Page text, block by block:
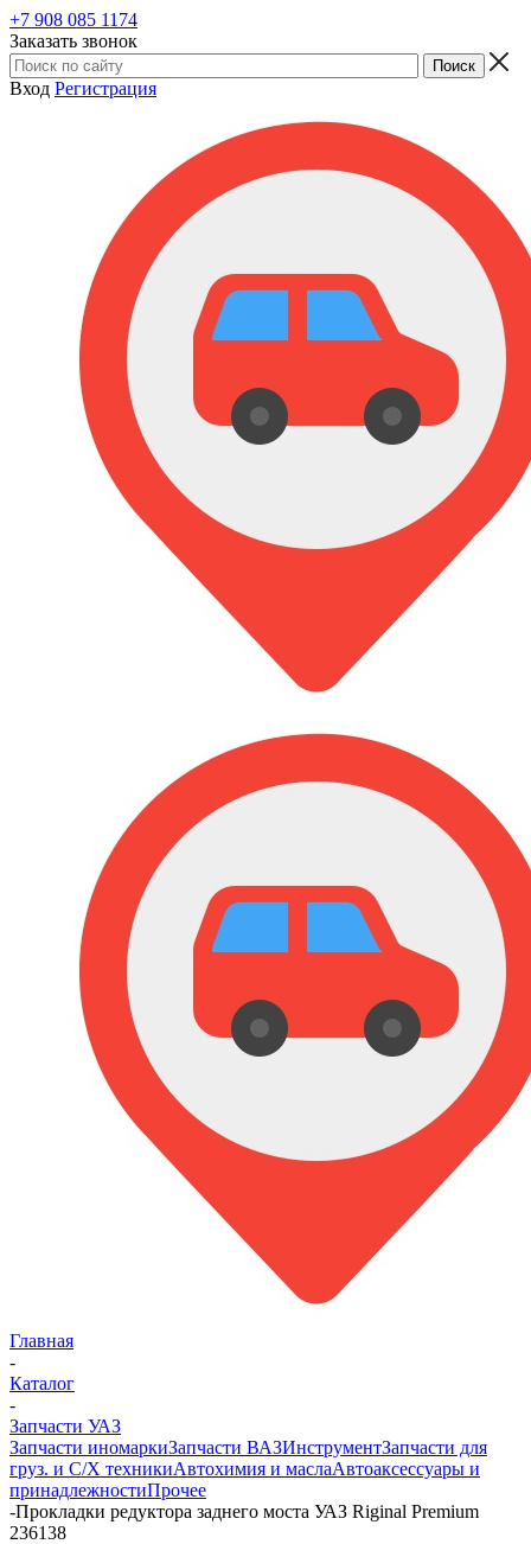
+7 908 085 1174
Заказать звонок
Вход Регистрация
Главная
-
Каталог
-
Запчасти УАЗ
Запчасти иномаркиЗапчасти ВАЗИнструментЗапчасти для
груз. и С/Х техникиАвтохимия и маслаАвтоаксессуары и
принадлежностиПрочее
-Прокладки редуктора заднего моста УАЗ Riginal Premium
236138